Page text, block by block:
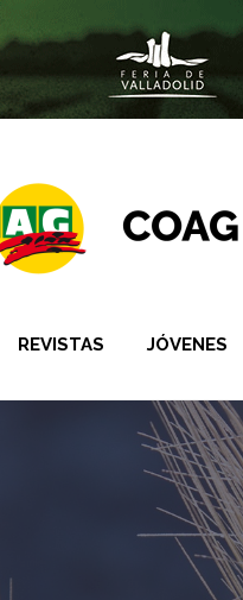
REVISTAS JÓVENES